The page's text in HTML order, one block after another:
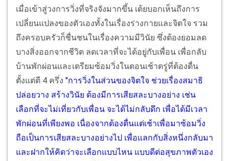
เมื่อเข้าสู่วงการวิ่งที่จริงจังมากขึ้น เต้ยบอกเห็นถึงการ
เปลี่ยนแปลงของตัวเองทั้งในเรื่องร่างกายและจิตใจ รวม
ถึงครอบครัวก็ชื่นชนในเรื่องความมีวินัย ซึ่งต้องยอมลด
บางสิ่งออกจากชีวิต ลดเวลาที่จะได้อยู่กับเพื่อน เพื่อกลับ
บ้านพักผ่อนและเตรียมซ้อมวิ่งในตอนเช้าตรู่ที่ต้องตื่น
ตั้งแต่ตี 4 ครึ่ง "การวิ่งในส่วนของจิตใจ ช่วยเรื่องสมาธิ
ปล่อยวาง สร้างวินัย ต้องมีการเสียสละบางอย่าง เช่น
เลือกที่จะไม่เที่ยวกับเพื่อน จะได้ไม่กลับดึก เพื่อได้มีเวลา
พักผ่อนที่เพียงพอ เนื่องจากต้องตื่นแต่เช้าเพื่อมาซ้อมวิ่ง
ถือเป็นการเสียสละบางอย่างไป เพื่อแลกกับสิ่งหนึ่งกลับมา
และฝากให้คิดว่าจะเลือกแบบไหน แบบดีต่อสุขภาพตัวเอง